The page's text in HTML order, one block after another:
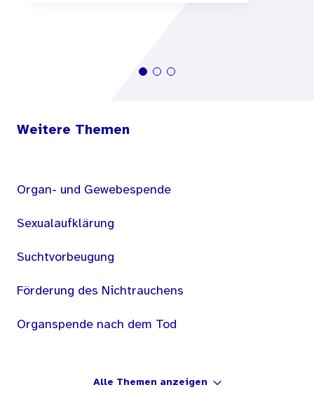
Weitere Themen
Organ- und Gewebespende
Sexualaufklärung
Suchtvorbeugung
Förderung des Nichtrauchens
Organspende nach dem Tod
Alle Themen anzeigen